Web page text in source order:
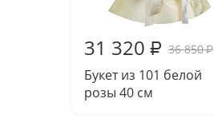
31 320 ₽ 36 850₽
Букет из 101 белой
розы 40 см